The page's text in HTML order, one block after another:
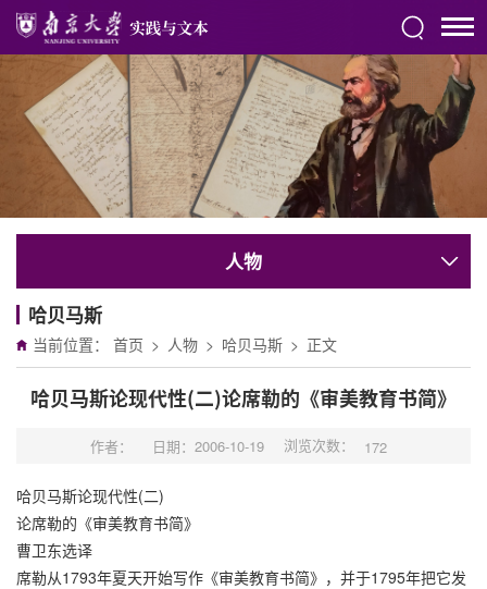
人物
哈贝马斯
当前位置： 首页 > 人物 > 哈贝马斯 > 正文
哈贝马斯论现代性(二)论席勒的《审美教育书简》
作者： 日期：2006-10-19 浏览次数： 172
哈贝马斯论现代性(二)
论席勒的《审美教育书简》
曹卫东选译
席勒从1793年夏天开始写作《审美教育书简》，并于1795年把它发